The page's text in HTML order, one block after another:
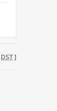
DST]